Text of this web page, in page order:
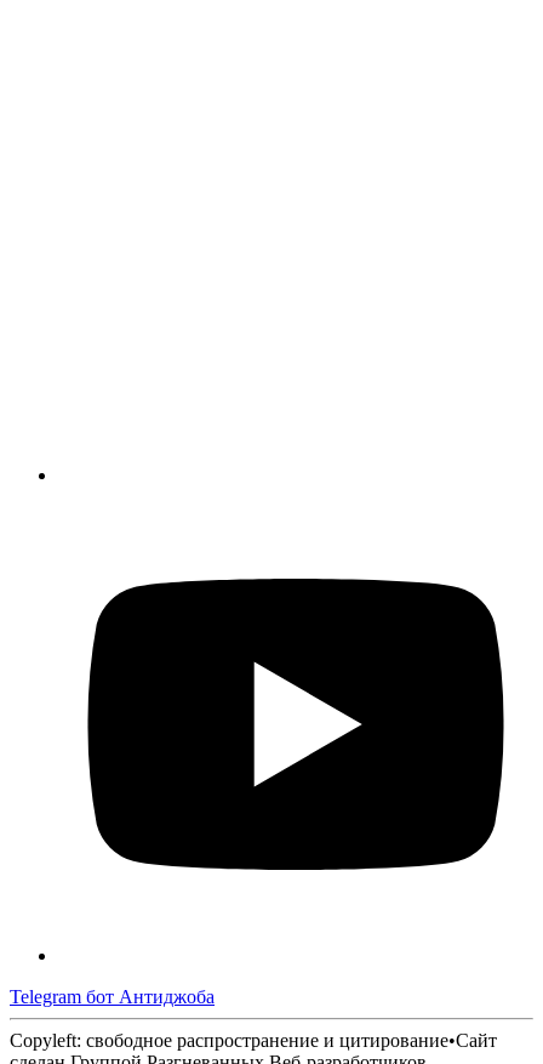
Telegram бот Антиджоба
Copyleft: свободное распространение и цитирование•Сайт